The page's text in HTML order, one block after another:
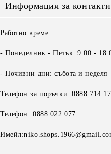
Информация за
Работно време:
- Понеделник - Петък: 9:00 -
- Почивни дни: събота и неделя
Телефон за поръчки: 0888 714
Телефон: 0888 022 077